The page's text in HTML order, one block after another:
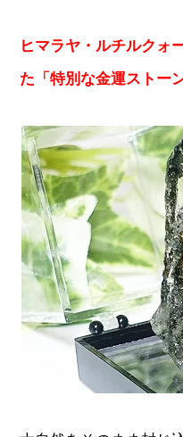
ヒマラヤ・ルチルクォ
た「特別な金運ストー